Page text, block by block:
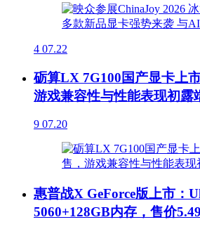
4 07.22
砺算LX 7G100国产显卡上
游戏兼容性与性能表现初露
9 07.20
惠普战X GeForce版上市：
5060+128GB内存，售价